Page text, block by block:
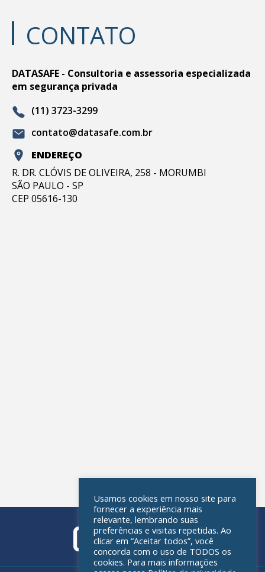
CONTATO
DATASAFE - Consultoria e assessoria especializada
em segurança privada
(11) 3723-3299
contato@datasafe.com.br
ENDEREÇO
R. DR. CLÓVIS DE OLIVEIRA, 258 - MORUMBI
SÃO PAULO - SP
CEP 05616-130
Usamos cookies em nosso site para
fornecer a experiência mais
relevante, lembrando suas
preferências e visitas repetidas. Ao
clicar em “Aceitar todos”, você
concorda com o uso de TODOS os
cookies. Para mais informações